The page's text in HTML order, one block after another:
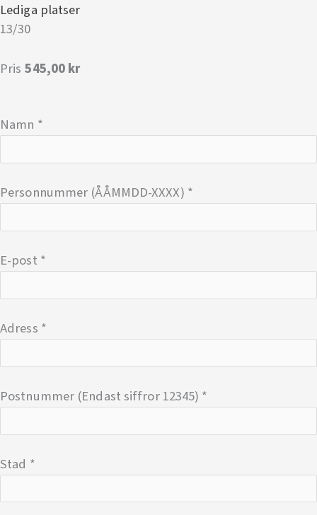
Lediga platser
13/30
Pris 545,00 kr
Namn *
Personnummer (ÅÅMMDD-XXXX) *
E-post *
Adress *
Postnummer (Endast siffror 12345) *
Stad *